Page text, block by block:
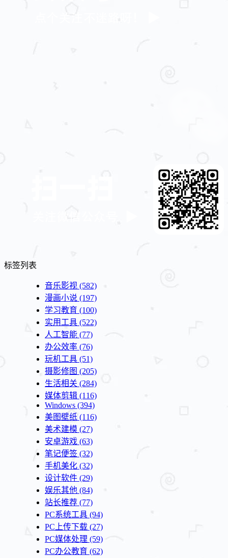
标签列表
音乐影视 (582)
漫画小说 (197)
学习教育 (100)
实用工具 (522)
人工智能 (77)
办公效率 (76)
玩机工具 (51)
摄影修图 (205)
生活相关 (284)
媒体剪辑 (116)
Windows (394)
美图壁纸 (116)
美术建模 (27)
安卓游戏 (63)
笔记便签 (32)
手机美化 (32)
设计软件 (29)
娱乐其他 (84)
站长推荐 (77)
PC系统工具 (94)
PC上传下载 (27)
PC媒体处理 (59)
PC办公教育 (62)